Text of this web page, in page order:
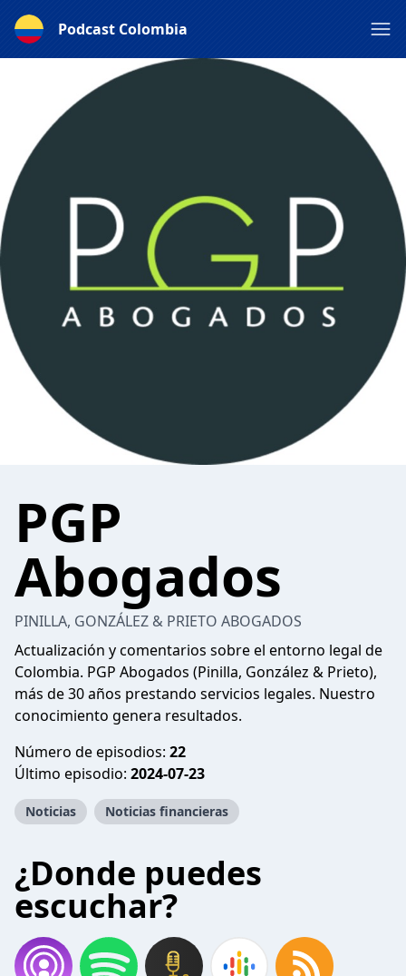
Podcast Colombia
PGP
Abogados
PINILLA, GONZÁLEZ & PRIETO ABOGADOS
Actualización y comentarios sobre el entorno legal de
Colombia. PGP Abogados (Pinilla, González & Prieto),
más de 30 años prestando servicios legales. Nuestro
conocimiento genera resultados.
Número de episodios: 22
Último episodio: 2024-07-23
Noticias Noticias financieras
¿Donde puedes
escuchar?